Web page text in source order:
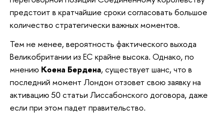
предстоит в кратчайшие сроки согласовать большое
количество стратегически важных моментов.
Тем не менее, вероятность фактического выхода
Великобритании из ЕС крайне высока. Однако, по
мнению Коена Бердена, существует шанс, что в
последний момент Лондон отзовет свою заявку на
активацию 50 статьи Лиссабонского договора, даже
если при этом падет правительство.